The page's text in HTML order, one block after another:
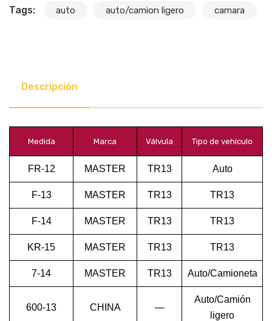
Tags: auto auto/camion ligero camara
Descripción
Medida Marca Válvula Tipo de vehículo
FR-12 MASTER TR13 Auto
F-13 MASTER TR13 TR13
F-14 MASTER TR13 TR13
KR-15 MASTER TR13 TR13
7-14 MASTER TR13 Auto/Camioneta
600-13 CHINA —
Auto/Camión
ligero